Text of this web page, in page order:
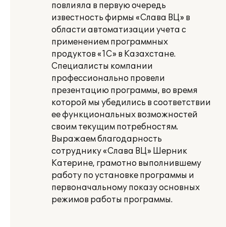
повлияла в первую очередь
известность фирмы «Слава ВЦ» в
области автоматизации учета с
применением программных
продуктов «1С» в Казахстане.
Специалисты компании
профессионально провели
презентацию программы, во время
которой мы убедились в соответствии
ее функциональных возможностей
своим текущим потребностям.
Выражаем благодарность
сотруднику «Слава ВЦ» Шерник
Катерине, грамотно выполнившему
работу по установке программы и
первоначальному показу основных
режимов работы программы.